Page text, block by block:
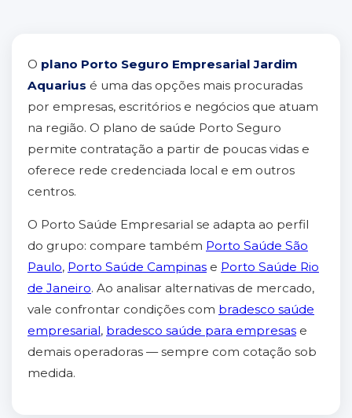
O plano Porto Seguro Empresarial Jardim
Aquarius é uma das opções mais procuradas
por empresas, escritórios e negócios que atuam
na região. O plano de saúde Porto Seguro
permite contratação a partir de poucas vidas e
oferece rede credenciada local e em outros
centros.
O Porto Saúde Empresarial se adapta ao perfil
do grupo: compare também Porto Saúde São
Paulo, Porto Saúde Campinas e Porto Saúde Rio
de Janeiro. Ao analisar alternativas de mercado,
vale confrontar condições com bradesco saúde
empresarial, bradesco saúde para empresas e
demais operadoras — sempre com cotação sob
medida.